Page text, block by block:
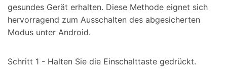
gesundes Gerät erhalten. Diese Methode eignet sich
hervorragend zum Ausschalten des abgesicherten
Modus unter Android.
Schritt 1 - Halten Sie die Einschalttaste gedrückt.